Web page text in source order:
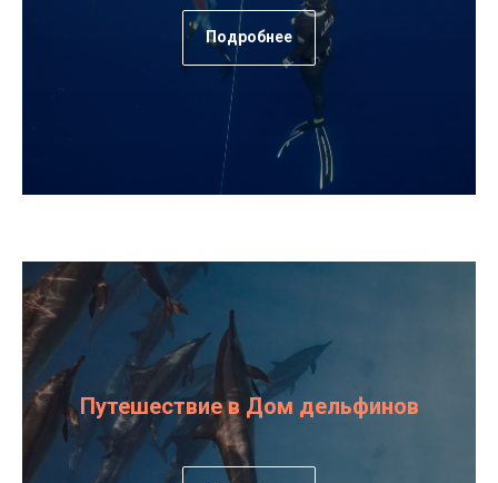
Подробнее
Путешествие в Дом дельфинов